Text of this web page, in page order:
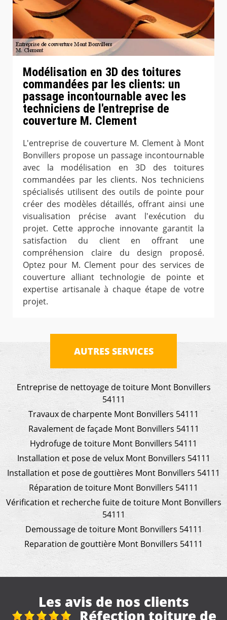
Modélisation en 3D des toitures
commandées par les clients: un
passage incontournable avec les
techniciens de l'entreprise de
couverture M. Clement
L'entreprise de couverture M. Clement à Mont
Bonvillers propose un passage incontournable
avec la modélisation en 3D des toitures
commandées par les clients. Nos techniciens
spécialisés utilisent des outils de pointe pour
créer des modèles détaillés, offrant ainsi une
visualisation précise avant l'exécution du
projet. Cette approche innovante garantit la
satisfaction du client en offrant une
compréhension claire du design proposé.
Optez pour M. Clement pour des services de
couverture alliant technologie de pointe et
expertise artisanale à chaque étape de votre
projet.
AUTRES SERVICES
Entreprise de nettoyage de toiture Mont Bonvillers
54111
Travaux de charpente Mont Bonvillers 54111
Ravalement de façade Mont Bonvillers 54111
Hydrofuge de toiture Mont Bonvillers 54111
Installation et pose de velux Mont Bonvillers 54111
Installation et pose de gouttières Mont Bonvillers 54111
Réparation de toiture Mont Bonvillers 54111
Vérification et recherche fuite de toiture Mont Bonvillers
54111
Demoussage de toiture Mont Bonvillers 54111
Reparation de gouttière Mont Bonvillers 54111
Les avis de nos clients
Nettoyage